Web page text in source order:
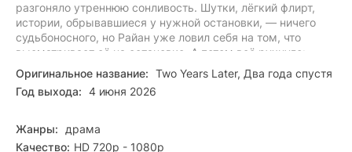
разгоняло утреннюю сонливость. Шутки, лёгкий флирт,
истории, обрывавшиеся у нужной остановки, — ничего
судьбоносного, но Райан уже ловил себя на том, что
высматривает её на остановке. А потом всё рухнуло:
пандемия, локдаун, удалёнка — город будто затаил
дыхание. Месяцы без её голоса. Когда жизнь понемногу
вернулась в колею, он снова сел в тот же автобус, почти
внутри что-то щёлкнуло: он не позволит этому шансу
снова раствориться в суете будней.
Оригинальное название: Two Years Later, Два года спустя
Год выхода: 4 июня 2026
Жанры:
драма
Качество: HD 720p - 1080p